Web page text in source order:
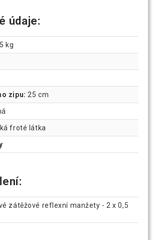
údaje:
kg
zipu: 25 cm
froté látka
zátěžové reflexní manžety - 2 x 0,5